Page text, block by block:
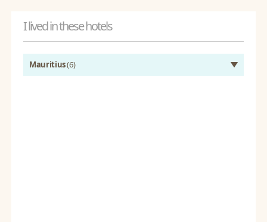
I lived in these hotels
Mauritius(6)